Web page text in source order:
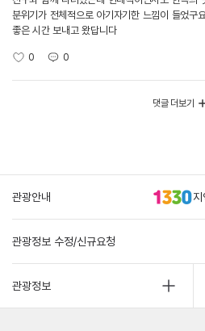
분위기가 전체적으로 아기자기한 느낌이 들었구
좋은 시간 보내고 왔답니다
0 0
댓글 더보기
관광안내
관광정보 수정/신규요청
관광정보